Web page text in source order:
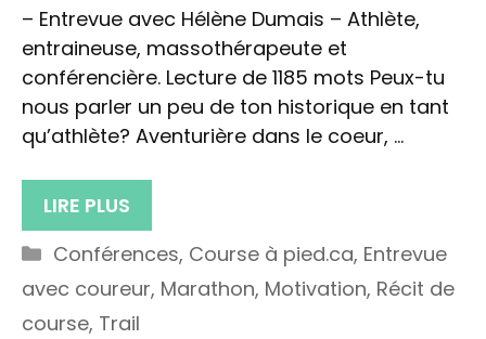
– Entrevue avec Hélène Dumais – Athlète,
entraineuse, massothérapeute et
conférencière. Lecture de 1185 mots Peux-tu
nous parler un peu de ton historique en tant
qu’athlète? Aventurière dans le coeur, …
LIRE PLUS
Catégories
Conférences, Course à pied.ca, Entrevue
avec coureur, Marathon, Motivation, Récit de
course, Trail